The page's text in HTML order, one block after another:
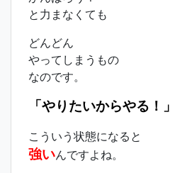
と力まなくても
どんどん
やってしまうもの
なのです。
「やりたいからやる！」
こういう状態になると
強いんですよね。